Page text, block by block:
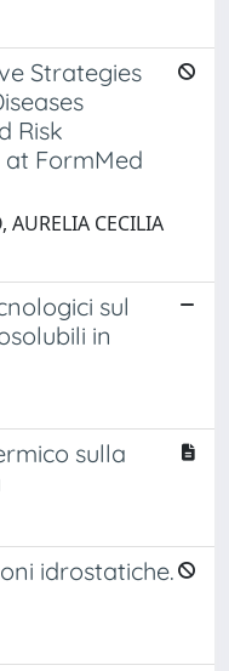
Strategies
Risk
at FormMed
CECILIA
sul
in
sulla
idrostatiche.